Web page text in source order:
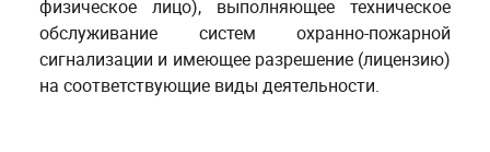
физическое лицо), выполняющее техническое
обслуживание систем охранно-пожарной
сигнализации и имеющее разрешение (лицензию)
на соответствующие виды деятельности.